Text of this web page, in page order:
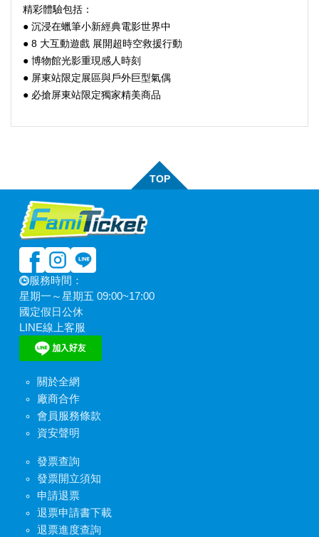
精彩體驗包括：
● 沉浸在蠟筆小新經典電影世界中
● 8 大互動遊戲 展開超時空救援行動
● 博物館光影重現感人時刻
● 屏東站限定展區與戶外巨型氣偶
● 必搶屏東站限定獨家精美商品
TOP
服務時間：
星期一～星期五 09:00~17:00
國定假日公休
LINE線上客服
關於全網
廠商合作
會員服務條款
資安聲明
發票查詢
發票開立須知
申請退票
退票申請書下載
退票進度查詢